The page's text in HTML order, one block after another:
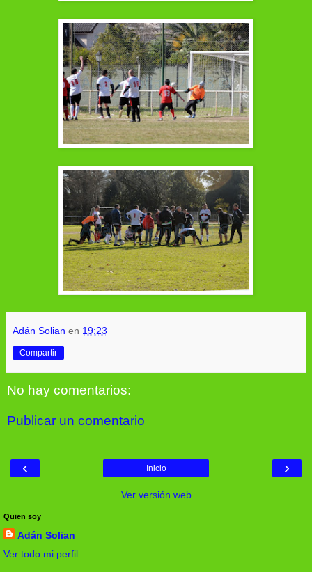
Adán Solian en 19:23
Compartir
No hay comentarios:
Publicar un comentario
‹ ›
Inicio
Ver versión web
Quien soy
Adán Solian
Ver todo mi perfil